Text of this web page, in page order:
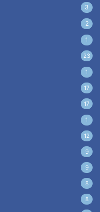
3
2
1
23
1
17
17
1
12
9
9
8
8